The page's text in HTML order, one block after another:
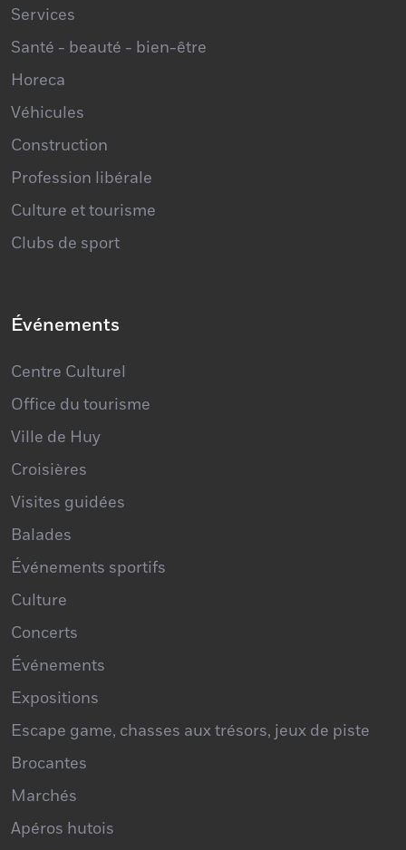
Santé - beauté - bien-être
Horeca
Véhicules
Construction
Profession libérale
Culture et tourisme
Clubs de sport
Office du tourisme
Ville de Huy
Croisières
Visites guidées
Balades
Événements sportifs
Culture
Concerts
Événements
Expositions
Escape game, chasses aux trésors, jeux de piste
Brocantes
Marchés
Apéros hutois
Spectacles